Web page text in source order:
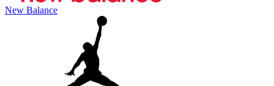
New Balance